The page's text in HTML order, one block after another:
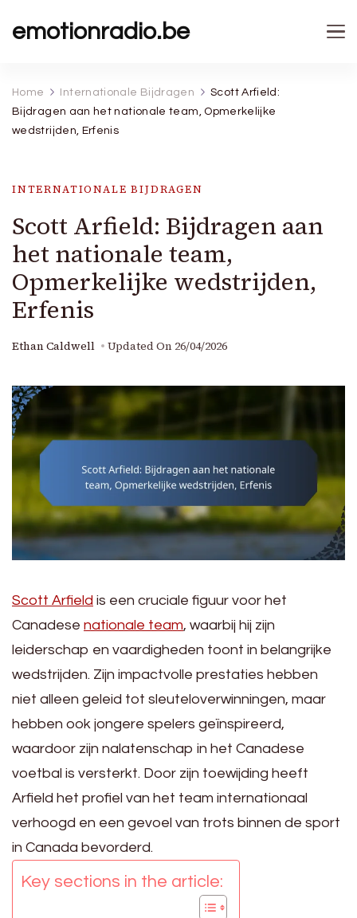
emotionradio.be
Home Internationale Bijdragen
Scott Arfield:
Bijdragen aan het nationale team, Opmerkelijke
wedstrijden, Erfenis
INTERNATIONALE BIJDRAGEN
Scott Arfield: Bijdragen aan
het nationale team,
Opmerkelijke wedstrijden,
Erfenis
Ethan Caldwell Updated On 26/04/2026
Scott Arfield is een cruciale figuur voor het
Canadese nationale team, waarbij hij zijn
leiderschap en vaardigheden toont in belangrijke
wedstrijden. Zijn impactvolle prestaties hebben
niet alleen geleid tot sleuteloverwinningen, maar
hebben ook jongere spelers geïnspireerd,
waardoor zijn nalatenschap in het Canadese
voetbal is versterkt. Door zijn toewijding heeft
Arfield het profiel van het team internationaal
verhoogd en een gevoel van trots binnen de sport
in Canada bevorderd.
Key sections in the article: